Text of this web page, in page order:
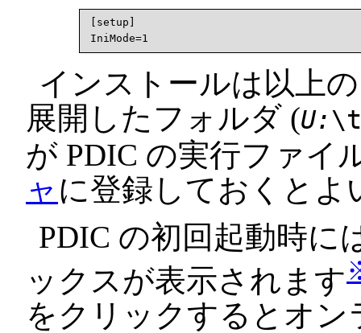
[setup]
インストールは以上
展開したフォルダ (U:
が PDIC の実行ファイ
ャ に登録しておくとよ
PDIC の初回起動時に
ックスが表示されます
をクリックするとオ